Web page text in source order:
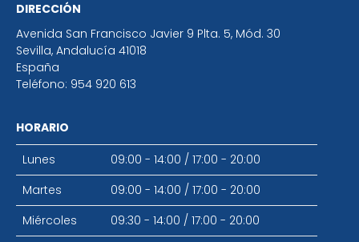
DIRECCIÓN
Avenida San Francisco Javier 9 Plta. 5, Mód. 30
Sevilla, Andalucía 41018
España
Teléfono: 954 920 613
HORARIO
Lunes
09:00 - 14:00 / 17:00 - 20:00
Martes
09:00 - 14:00 / 17:00 - 20:00
Miércoles
09:30 - 14:00 / 17:00 - 20:00